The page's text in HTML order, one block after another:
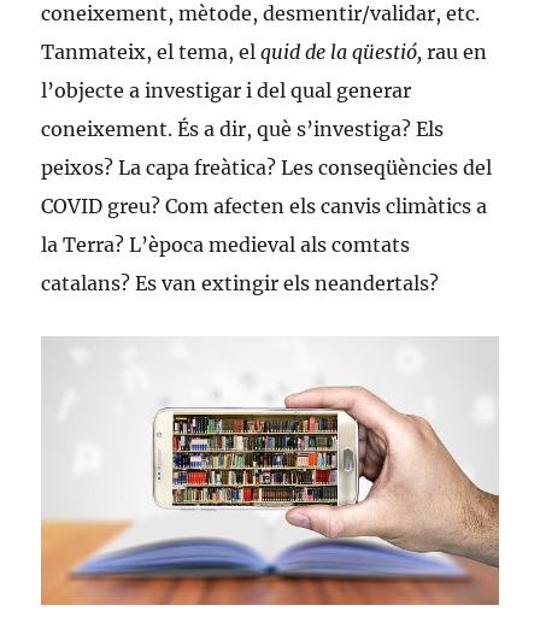
coneixement, mètode, desmentir/validar, etc.
Tanmateix, el tema, elquid de la qüestió,rau en
l’objecte a investigar i del qual generar
coneixement. És a dir, què s’investiga? Els
peixos? La capa freàtica? Les conseqüències del
COVID greu? Com afecten els canvis climàtics a
la Terra? L’època medieval als comtats
catalans? Es van extingir els neandertals?